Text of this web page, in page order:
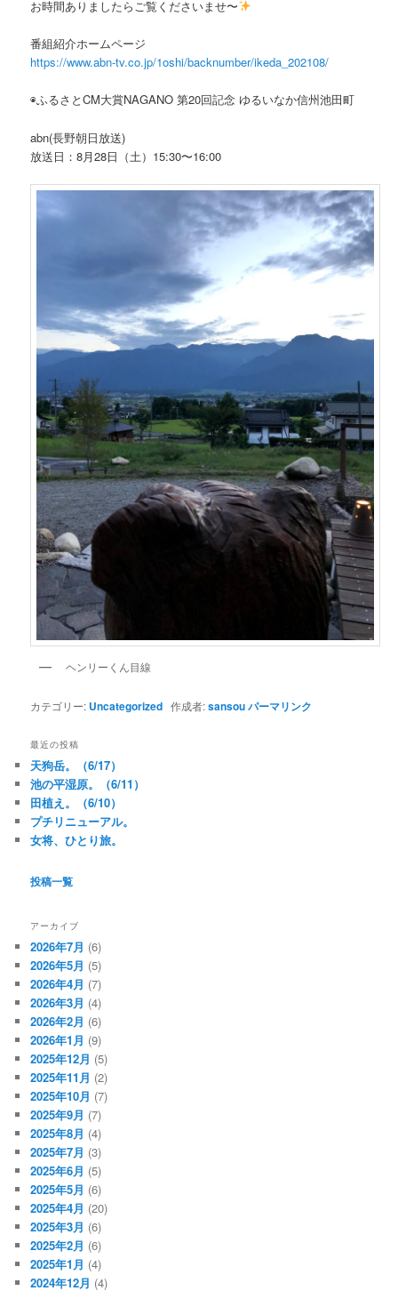
動
お時間ありましたらご覧くださいませ〜
番組紹介ホームページ
https://www.abn-tv.co.jp/1oshi/backnumber/ikeda_202108/
◉ふるさとCM大賞NAGANO 第20回記念 ゆるいなか信州池田町
abn(長野朝日放送)
放送日：8月28日（土）15:30〜16:00
ヘンリーくん目線
カテゴリー: Uncategorized 作成者:sansouパーマリンク
最近の投稿
天狗岳。（6/17）
池の平湿原。（6/11）
田植え。（6/10）
プチリニューアル。
女将、ひとり旅。
投稿一覧
アーカイブ
2026年7月 (6)
2026年5月 (5)
2026年4月 (7)
2026年3月 (4)
2026年2月 (6)
2026年1月 (9)
2025年12月 (5)
2025年11月 (2)
2025年10月 (7)
2025年9月 (7)
2025年8月 (4)
2025年7月 (3)
2025年6月 (5)
2025年5月 (6)
2025年4月 (20)
2025年3月 (6)
2025年2月 (6)
2025年1月 (4)
2024年12月 (4)